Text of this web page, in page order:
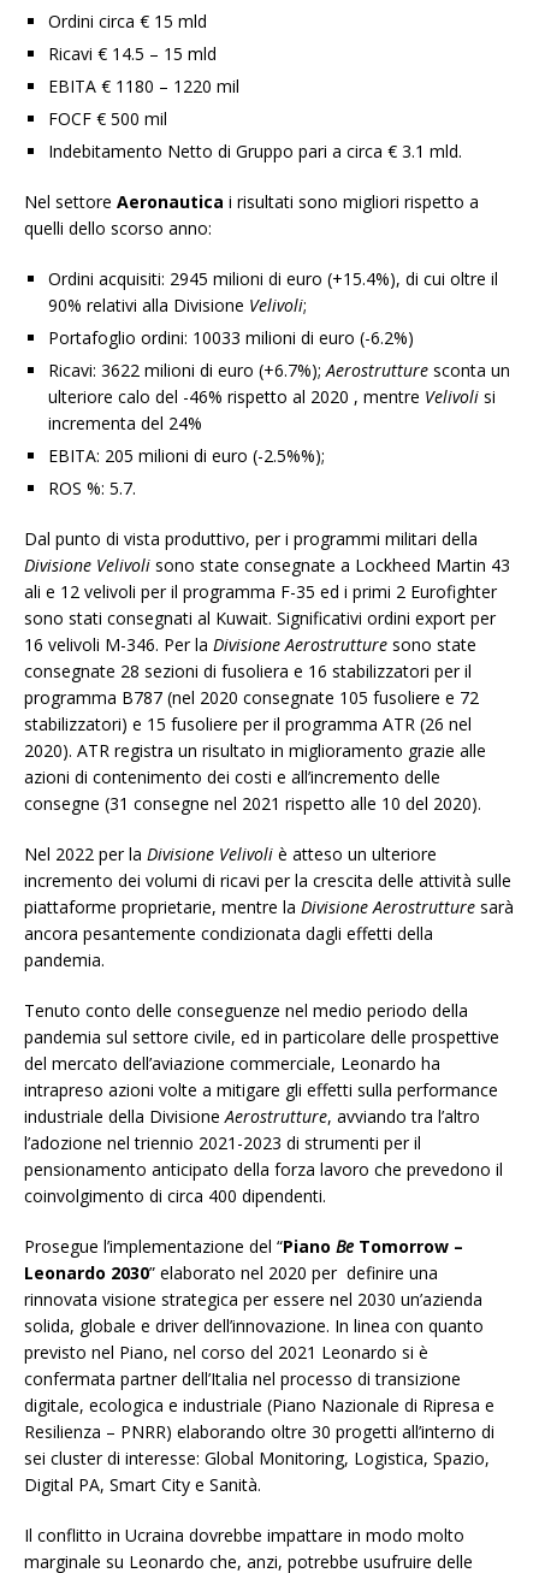
Ordini circa € 15 mld
Ricavi € 14.5 – 15 mld
EBITA € 1180 – 1220 mil
FOCF € 500 mil
Indebitamento Netto di Gruppo pari a circa € 3.1 mld.
Nel settore Aeronautica i risultati sono migliori rispetto a
quelli dello scorso anno:
Ordini acquisiti: 2945 milioni di euro (+15.4%), di cui oltre il
90% relativi alla Divisione Velivoli;
Portafoglio ordini: 10033 milioni di euro (-6.2%)
Ricavi: 3622 milioni di euro (+6.7%);Aerostrutture sconta un
ulteriore calo del -46% rispetto al 2020 , mentre Velivoli si
incrementa del 24%
EBITA: 205 milioni di euro (-2.5%%);
ROS %: 5.7.
Dal punto di vista produttivo, per i programmi militari della
Divisione Velivoli sono state consegnate a Lockheed Martin 43
ali e 12 velivoli per il programma F-35 ed i primi 2 Eurofighter
sono stati consegnati al Kuwait. Significativi ordini export per
16 velivoli M-346. Per la Divisione Aerostrutture sono state
consegnate 28 sezioni di fusoliera e 16 stabilizzatori per il
programma B787 (nel 2020 consegnate 105 fusoliere e 72
stabilizzatori) e 15 fusoliere per il programma ATR (26 nel
2020). ATR registra un risultato in miglioramento grazie alle
azioni di contenimento dei costi e all’incremento delle
consegne (31 consegne nel 2021 rispetto alle 10 del 2020).
Nel 2022 per la Divisione Velivoli è atteso un ulteriore
incremento dei volumi di ricavi per la crescita delle attività sulle
piattaforme proprietarie, mentre la Divisione Aerostrutture sarà
ancora pesantemente condizionata dagli effetti della
pandemia.
Tenuto conto delle conseguenze nel medio periodo della
pandemia sul settore civile, ed in particolare delle prospettive
del mercato dell’aviazione commerciale, Leonardo ha
intrapreso azioni volte a mitigare gli effetti sulla performance
industriale della DivisioneAerostrutture, avviando tra l’altro
l’adozione nel triennio 2021-2023 di strumenti per il
pensionamento anticipato della forza lavoro che prevedono il
coinvolgimento di circa 400 dipendenti.
Prosegue l’implementazione del “Piano Be Tomorrow –
Leonardo 2030” elaborato nel 2020 per definire una
rinnovata visione strategica per essere nel 2030 un’azienda
solida, globale e driver dell’innovazione. In linea con quanto
previsto nel Piano, nel corso del 2021 Leonardo si è
confermata partner dell’Italia nel processo di transizione
digitale, ecologica e industriale (Piano Nazionale di Ripresa e
Resilienza – PNRR) elaborando oltre 30 progetti all’interno di
sei cluster di interesse: Global Monitoring, Logistica, Spazio,
Digital PA, Smart City e Sanità.
Il conflitto in Ucraina dovrebbe impattare in modo molto
marginale su Leonardo che, anzi, potrebbe usufruire delle